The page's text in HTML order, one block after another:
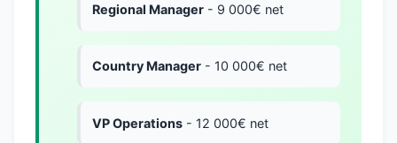
Regional Manager- 9 000€ net
Country Manager- 10 000€ net
VP Operations- 12 000€ net